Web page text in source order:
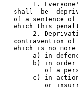
1.
shall  be
of a sentence
which this
2.
contravention
which is no
a) in
b) in
of a
c) in
or